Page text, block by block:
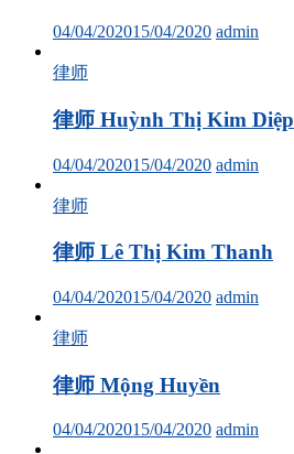
04/04/202015/04/2020 admin
律师
律师 Huỳnh Thị Kim Diệp
04/04/202015/04/2020 admin
律师
律师 Lê Thị Kim Thanh
04/04/202015/04/2020 admin
律师
律师 Mộng Huyền
04/04/202015/04/2020 admin